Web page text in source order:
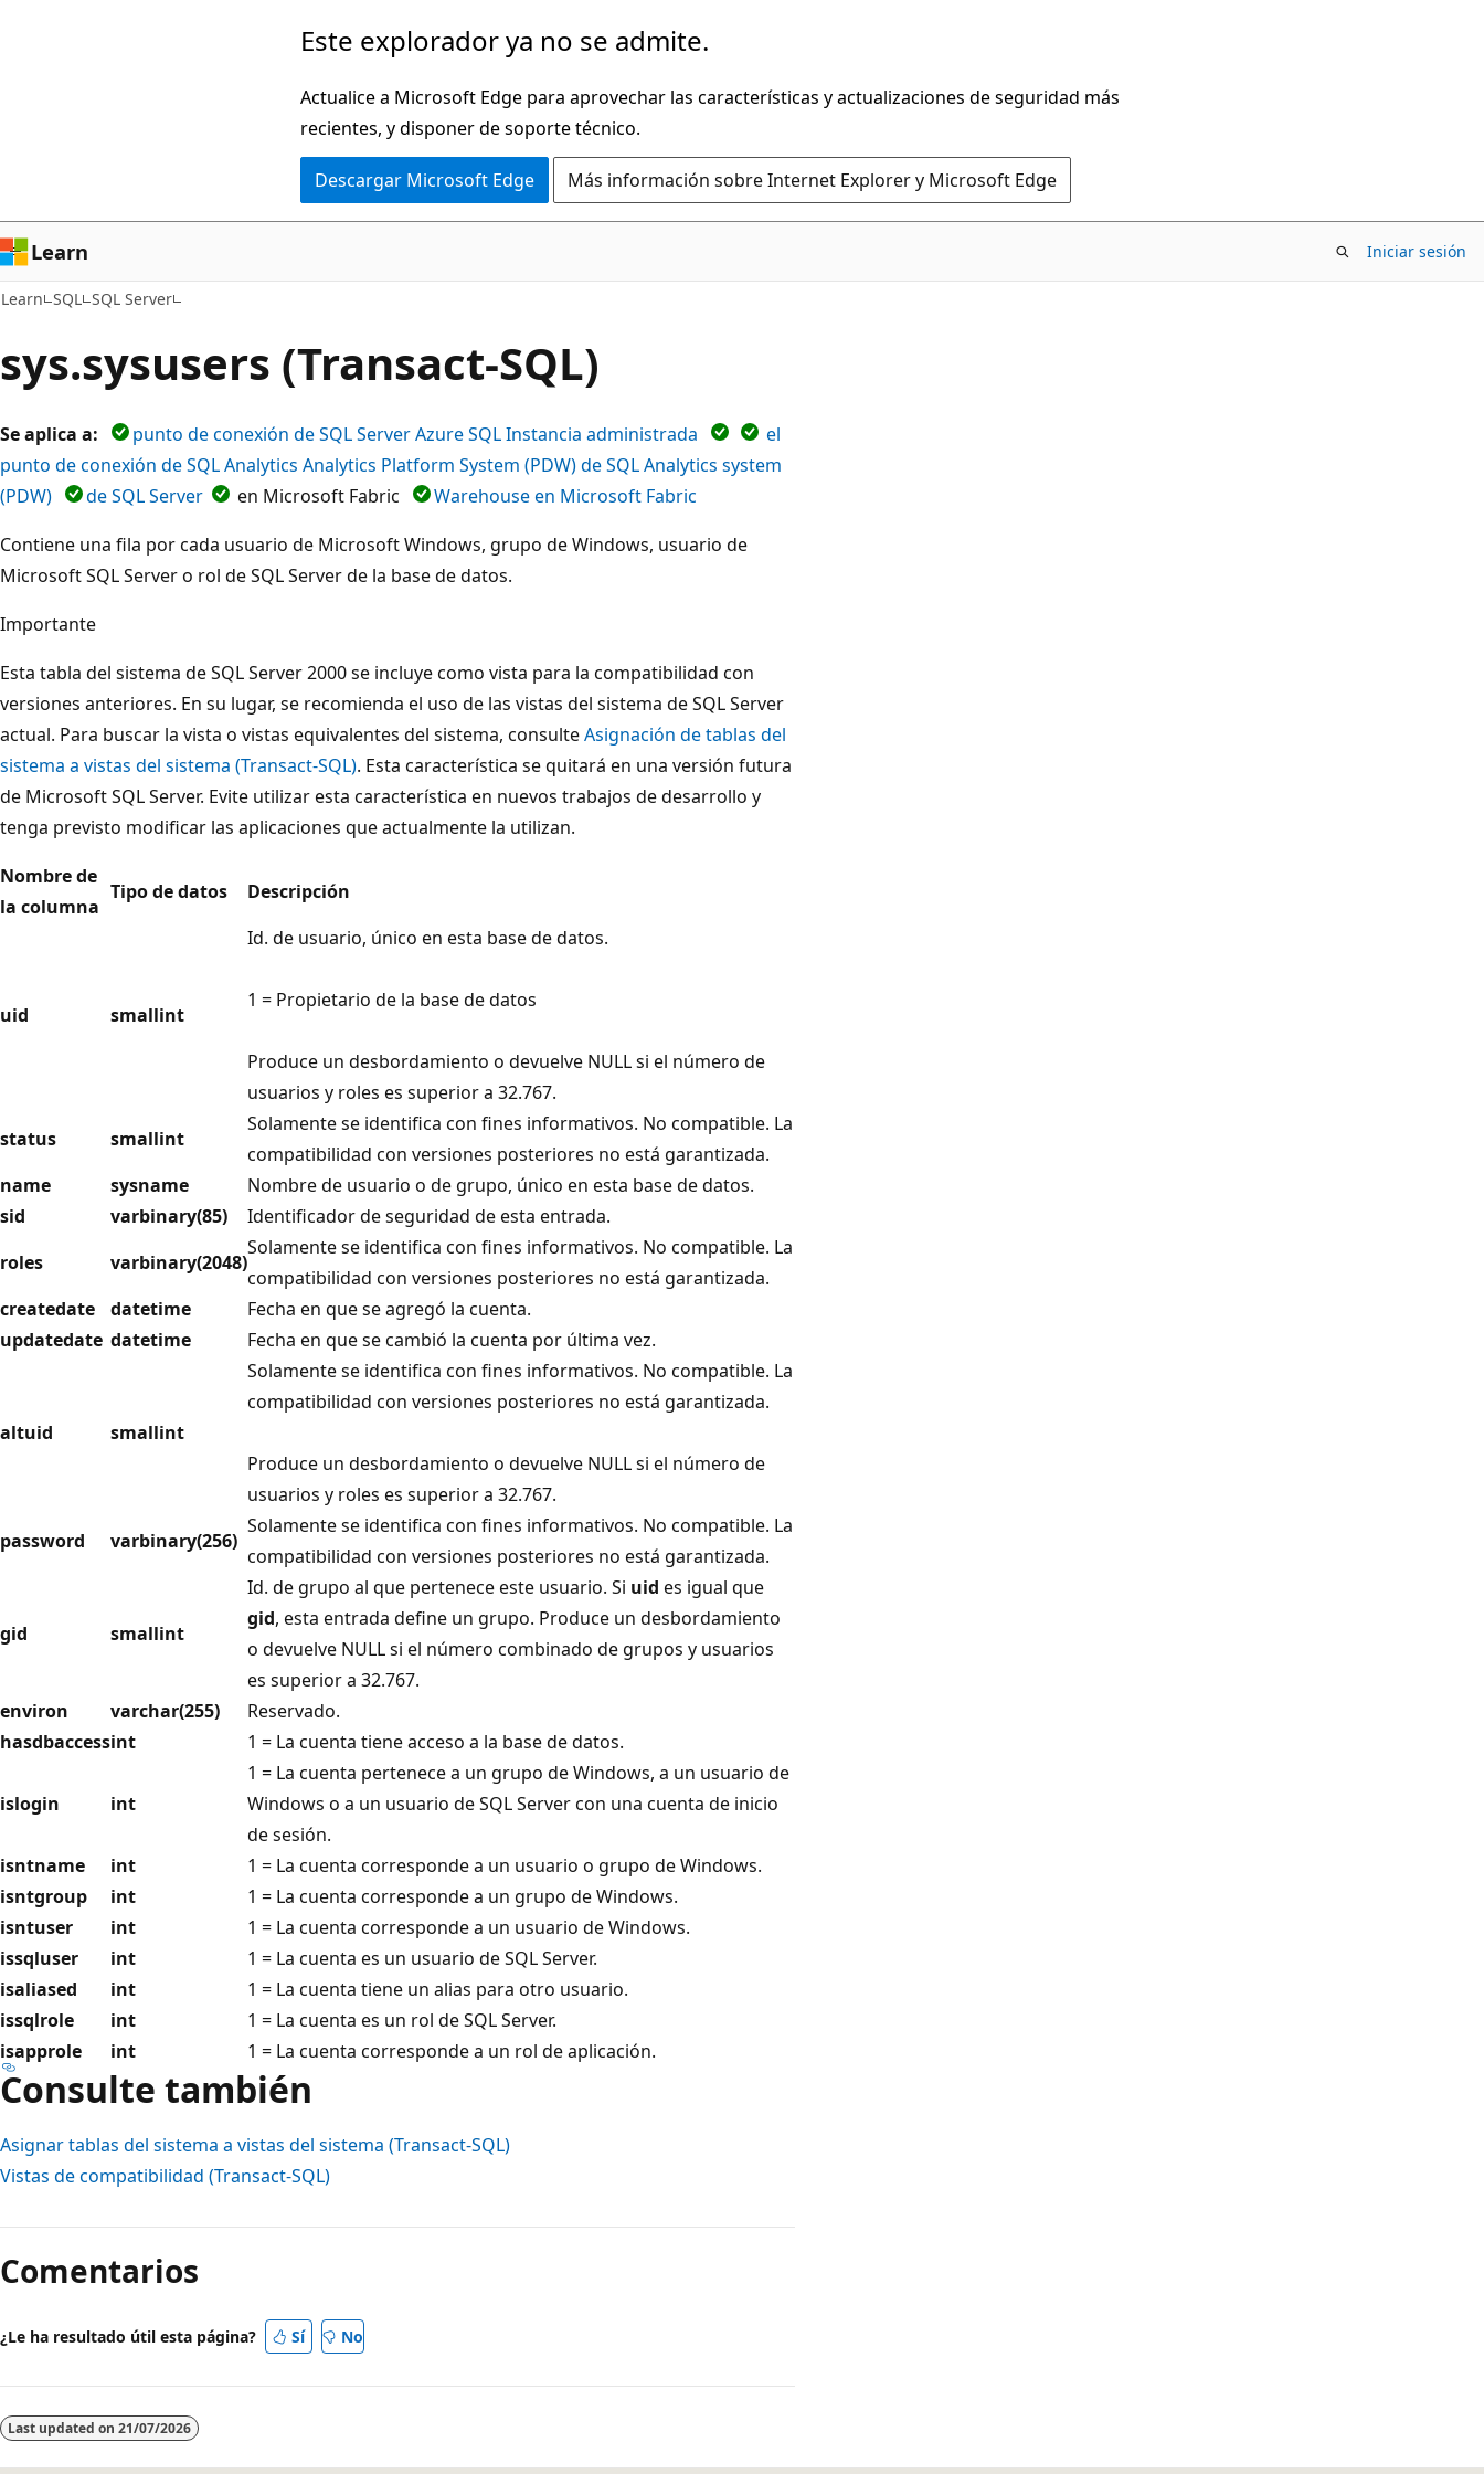
Este explorador ya no se admite.
Actualice a Microsoft Edge para aprovechar las características y actualizaciones de seguridad más
recientes, y disponer de soporte técnico.
Descargar Microsoft Edge Más información sobre Internet Explorer y Microsoft Edge
Learn Iniciar sesión
Learn SQL SQL Server
sys.sysusers (Transact-SQL)
Se aplica a: punto de conexión de SQL Server Azure SQL Instancia administrada
el
punto de conexión de SQL Analytics Analytics Platform System (PDW) de SQL Analytics system
(PDW)
de SQL Server en Microsoft Fabric
Warehouse en Microsoft Fabric
Contiene una fila por cada usuario de Microsoft Windows, grupo de Windows, usuario de
Microsoft SQL Server o rol de SQL Server de la base de datos.
Importante
Esta tabla del sistema de SQL Server 2000 se incluye como vista para la compatibilidad con
versiones anteriores. En su lugar, se recomienda el uso de las vistas del sistema de SQL Server
actual. Para buscar la vista o vistas equivalentes del sistema, consulteAsignación de tablas del
sistema a vistas del sistema (Transact-SQL). Esta característica se quitará en una versión futura
de Microsoft SQL Server. Evite utilizar esta característica en nuevos trabajos de desarrollo y
tenga previsto modificar las aplicaciones que actualmente la utilizan.
Nombre de
la columna
Tipo de datos Descripción
uid smallint
Id. de usuario, único en esta base de datos.
1 = Propietario de la base de datos
Produce un desbordamiento o devuelve NULL si el número de
usuarios y roles es superior a 32.767.
status
smallint
Solamente se identifica con fines informativos. No compatible. La
compatibilidad con versiones posteriores no está garantizada.
name
sysname
Nombre de usuario o de grupo, único en esta base de datos.
sid
varbinary(85)
Identificador de seguridad de esta entrada.
roles
varbinary(2048)
Solamente se identifica con fines informativos. No compatible. La
compatibilidad con versiones posteriores no está garantizada.
createdate
datetime
Fecha en que se agregó la cuenta.
updatedate datetime Fecha en que se cambió la cuenta por última vez.
altuid smallint
Solamente se identifica con fines informativos. No compatible. La
compatibilidad con versiones posteriores no está garantizada.
Produce un desbordamiento o devuelve NULL si el número de
usuarios y roles es superior a 32.767.
password
varbinary(256)
Solamente se identifica con fines informativos. No compatible. La
compatibilidad con versiones posteriores no está garantizada.
gid smallint
Id. de grupo al que pertenece este usuario. Si uid es igual que
gid, esta entrada define un grupo. Produce un desbordamiento
o devuelve NULL si el número combinado de grupos y usuarios
es superior a 32.767.
environ
varchar(255)
Reservado.
hasdbaccessint 1 = La cuenta tiene acceso a la base de datos.
islogin int
1 = La cuenta pertenece a un grupo de Windows, a un usuario de
Windows o a un usuario de SQL Server con una cuenta de inicio
de sesión.
isntname
int
1 = La cuenta corresponde a un usuario o grupo de Windows.
isntgroup
int
1 = La cuenta corresponde a un grupo de Windows.
isntuser
int
1 = La cuenta corresponde a un usuario de Windows.
issqluser
int
1 = La cuenta es un usuario de SQL Server.
isaliased
int
1 = La cuenta tiene un alias para otro usuario.
issqlrole
int
1 = La cuenta es un rol de SQL Server.
isapprole
int 1 = La cuenta corresponde a un rol de aplicación.
Consulte también
Asignar tablas del sistema a vistas del sistema (Transact-SQL)
Vistas de compatibilidad (Transact-SQL)
Comentarios
¿Le ha resultado útil esta página? Sí No
Last updated on 21/07/2026